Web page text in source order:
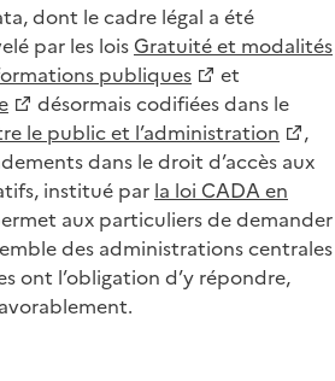
dont le cadre légal a été
par les loisGratuité et modalités
publiques
et
désormais codifiées dans le
le public et l’administration
,
dans le droit d’accès aux
institué par la loi CADA en
aux particuliers de demander
des administrations centrales
ont l’obligation d’y répondre,